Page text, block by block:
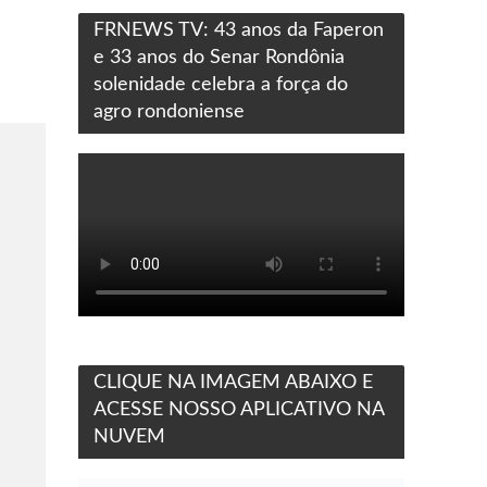
FRNEWS TV: 43 anos da Faperon
e 33 anos do Senar Rondônia
solenidade celebra a força do
agro rondoniense
CLIQUE NA IMAGEM ABAIXO E
ACESSE NOSSO APLICATIVO NA
NUVEM